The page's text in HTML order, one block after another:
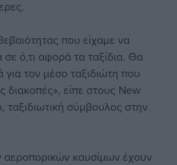
που είχαμε να
ό,τι αφορά τα ταξίδια. Θα
για τον μέσο ταξιδιώτη που
διακοπές», είπε στους New
σύμβουλος στην
αεροπορικών καυσίμων έχουν